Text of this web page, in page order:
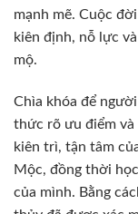
mạnh mẽ. Cuộc đời
kiên định, nỗ lực
mộ.
Chìa khóa để
thức rõ ưu điểm và
kiên trì, tận tâm
Mộc, đồng thời
của mình. Bằng